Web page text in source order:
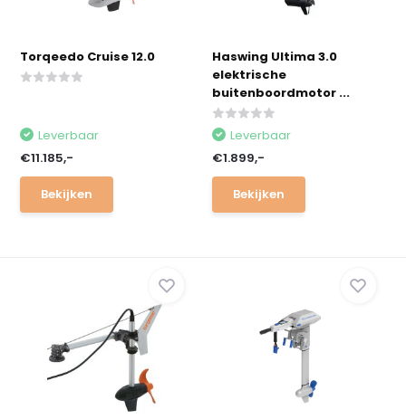
Torqeedo Cruise 12.0
Leverbaar
€11.185,-
Bekijken
Haswing Ultima 3.0
elektrische
buitenboordmotor ...
Leverbaar
€1.899,-
Bekijken